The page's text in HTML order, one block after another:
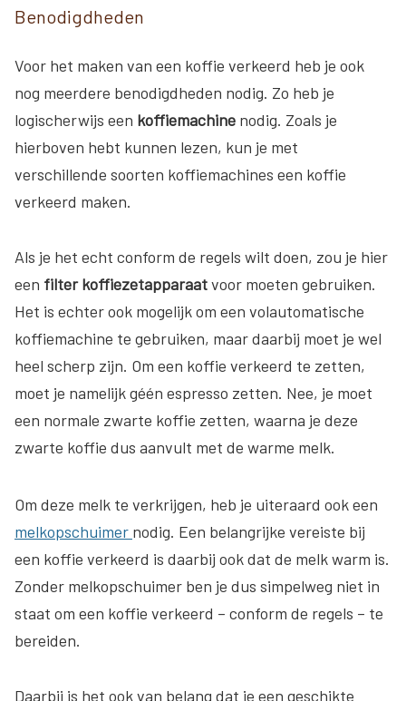
Benodigdheden
Voor het maken van een koffie verkeerd heb je ook
nog meerdere benodigdheden nodig. Zo heb je
logischerwijs een koffiemachine nodig. Zoals je
hierboven hebt kunnen lezen, kun je met
verschillende soorten koffiemachines een koffie
verkeerd maken.
Als je het echt conform de regels wilt doen, zou je hier
een filter koffiezetapparaatvoor moeten gebruiken.
Het is echter ook mogelijk om een volautomatische
koffiemachine te gebruiken, maar daarbij moet je wel
heel scherp zijn. Om een koffie verkeerd te zetten,
moet je namelijk géén espresso zetten. Nee, je moet
een normale zwarte koffie zetten, waarna je deze
zwarte koffie dus aanvult met de warme melk.
Om deze melk te verkrijgen, heb je uiteraard ook een
melkopschuimer nodig. Een belangrijke vereiste bij
een koffie verkeerd is daarbij ook dat de melk warm is.
Zonder melkopschuimer ben je dus simpelweg niet in
staat om een koffie verkeerd – conform de regels – te
bereiden.
Daarbij is het ook van belang dat je een geschikte